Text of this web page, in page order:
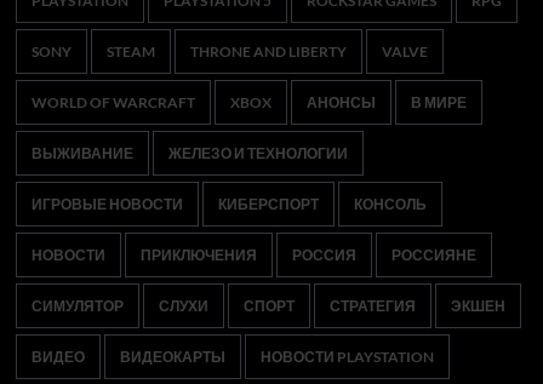
SONY STEAM THRONE AND LIBERTY VALVE
WORLD OF WARCRAFT XBOX АНОНСЫ В МИРЕ
ВЫЖИВАНИЕ ЖЕЛЕЗО И ТЕХНОЛОГИИ
ИГРОВЫЕ НОВОСТИ КИБЕРСПОРТ КОНСОЛЬ
НОВОСТИ ПРИКЛЮЧЕНИЯ РОССИЯ РОССИЯНЕ
СИМУЛЯТОР СЛУХИ СПОРТ СТРАТЕГИЯ ЭКШЕН
ВИДЕО ВИДЕОКАРТЫ НОВОСТИ PLAYSTATION